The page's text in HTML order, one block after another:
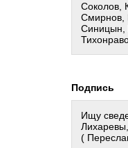
Соколов,
Смирнов,
Синицын,
Подпись
Ищу
(